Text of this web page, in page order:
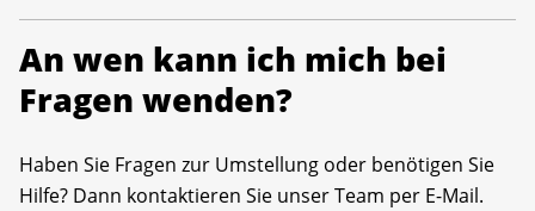
An wen kann ich mich bei
Fragen wenden?
Haben Sie Fragen zur Umstellung oder benötigen Sie
Hilfe? Dann kontaktieren Sie unser Team per E-Mail.